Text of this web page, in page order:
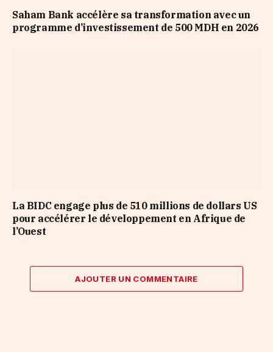
Saham Bank accélère sa transformation avec un
programme d’investissement de 500 MDH en 2026
La BIDC engage plus de 510 millions de dollars US
pour accélérer le développement en Afrique de
l’Ouest
AJOUTER UN COMMENTAIRE